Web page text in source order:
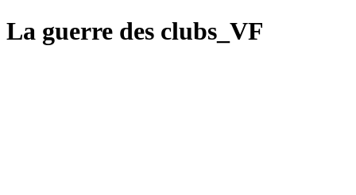
La guerre des clubs_VF